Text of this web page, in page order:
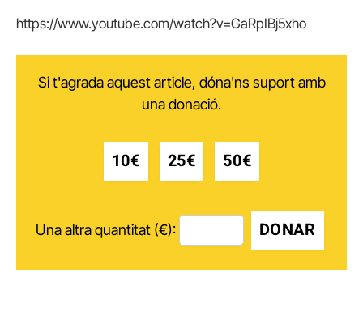
https://www.youtube.com/watch?v=GaRpIBj5xho
Si t'agrada aquest article, dóna'ns suport amb
una donació.
10€ 25€ 50€
Una altra quantitat (€): DONAR